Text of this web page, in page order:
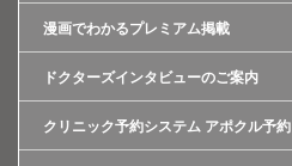
漫画でわかるプレミアム掲載
ドクターズインタビューのご案内
クリニック予約システム アポクル予約